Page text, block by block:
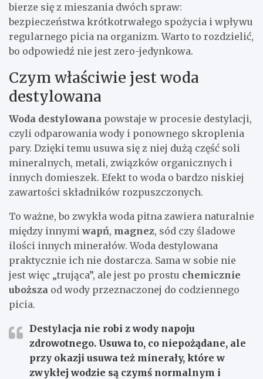
bierze się z mieszania dwóch spraw:
bezpieczeństwa krótkotrwałego spożycia i wpływu
regularnego picia na organizm. Warto to rozdzielić,
bo odpowiedź nie jest zero-jedynkowa.
Czym właściwie jest woda
destylowana
Woda destylowana powstaje w procesie destylacji,
czyli odparowania wody i ponownego skroplenia
pary. Dzięki temu usuwa się z niej dużą część soli
mineralnych, metali, związków organicznych i
innych domieszek. Efekt to woda o bardzo niskiej
zawartości składników rozpuszczonych.
To ważne, bo zwykła woda pitna zawiera naturalnie
między innymiwapń, magnez, sód czy śladowe
ilości innych minerałów. Woda destylowana
praktycznie ich nie dostarcza. Sama w sobie nie
jest więc „trująca”, ale jest po prostu chemicznie
uboższa od wody przeznaczonej do codziennego
picia.
Destylacja nie robi z wody napoju
zdrowotnego. Usuwa to, co niepożądane, ale
przy okazji usuwa też minerały, które w
zwykłej wodzie są czymś normalnym i